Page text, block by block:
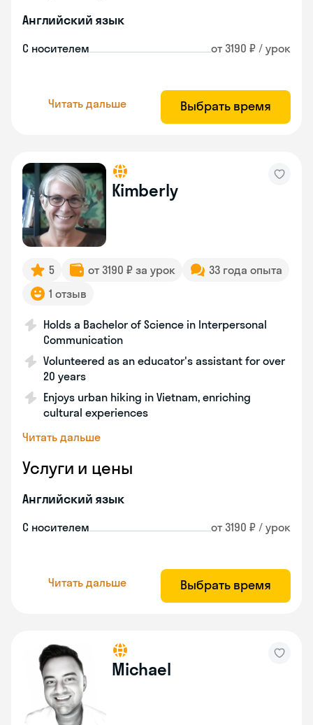
Английский язык
С носителем от 3190 ₽ / урок
Читать дальше Выбрать время
Kimberly
5 от 3190 ₽ за урок
33 года опыта
1 отзыв
Holds a Bachelor of Science in Interpersonal
Communication
Volunteered as an educator's assistant for over
20 years
Enjoys urban hiking in Vietnam, enriching
cultural experiences
Читать дальше
Услуги и цены
Английский язык
С носителем от 3190 ₽ / урок
Читать дальше Выбрать время
Michael